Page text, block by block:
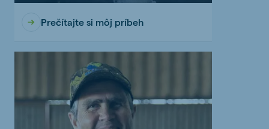
Prečítajte si môj príbeh